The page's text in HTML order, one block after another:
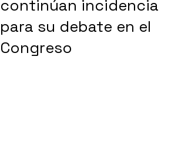
continúan incidencia
para su debate en el
Congreso